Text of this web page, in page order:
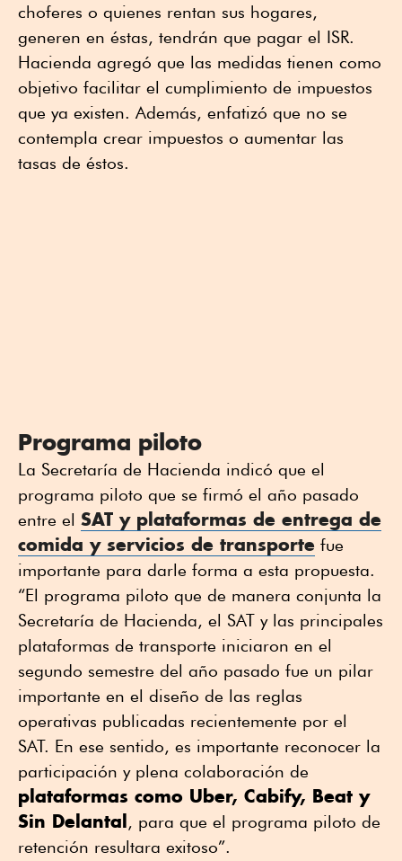
choferes o quienes rentan sus hogares,
generen en éstas, tendrán que pagar el ISR.
Hacienda agregó que las medidas tienen como
objetivo facilitar el cumplimiento de impuestos
que ya existen. Además, enfatizó que no se
contempla crear impuestos o aumentar las
tasas de éstos.
Programa piloto
La Secretaría de Hacienda indicó que el
programa piloto que se firmó el año pasado
entre el SAT y plataformas de entrega de
comida y servicios de transporte fue
importante para darle forma a esta propuesta.
“El programa piloto que de manera conjunta la
Secretaría de Hacienda, el SAT y las principales
plataformas de transporte iniciaron en el
segundo semestre del año pasado fue un pilar
importante en el diseño de las reglas
operativas publicadas recientemente por el
SAT. En ese sentido, es importante reconocer la
participación y plena colaboración de
plataformas como Uber, Cabify, Beat y
Sin Delantal, para que el programa piloto de
retención resultara exitoso”.